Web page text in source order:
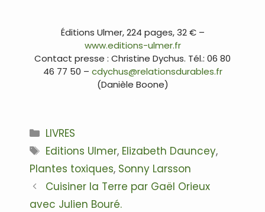
Éditions Ulmer, 224 pages, 32 € –
www.editions-ulmer.fr
Contact presse : Christine Dychus. Tél.: 06 80
46 77 50 – cdychus@relationsdurables.fr
(Danièle Boone)
Catégories
LIVRES
Étiquettes
Editions Ulmer, Elizabeth Dauncey,
Plantes toxiques, Sonny Larsson
Navigation
des
Cuisiner la Terre par Gaël Orieux
avec Julien Bouré.